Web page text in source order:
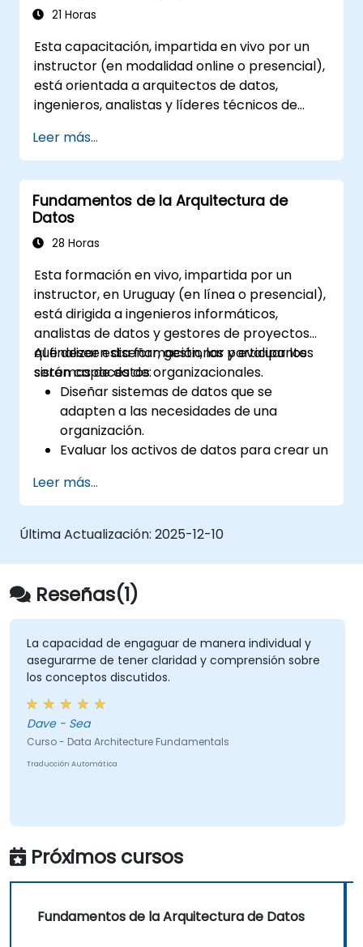
21 Horas
Esta capacitación, impartida en vivo por un
instructor (en modalidad online o presencial),
está orientada a arquitectos de datos,
ingenieros, analistas y líderes técnicos de
diseñar e implementar soluciones basadas en
Data Mesh, además de prepararse para
certificaciones especializadas en esta
metodología.
Leer más...
Fundamentos de la Arquitectura de
Datos
28 Horas
Esta formación en vivo, impartida por un
instructor, en Uruguay (en línea o presencial),
está dirigida a ingenieros informáticos,
analistas de datos y gestores de proyectos
que deseen diseñar, gestionar y evaluar los
sistemas de datos organizacionales.
Al finalizar esta formación, los participantes
serán capaces de:
Diseñar sistemas de datos que se
adapten a las necesidades de una
organización.
Evaluar los activos de datos para crear un
eficaz.
Implementar métodos de mitigación de
riesgos para construir una arquitectura
Leer más...
Última Actualización: 2025-12-10
Reseñas(1)
La capacidad de engaguar de manera individual y
asegurarme de tener claridad y comprensión sobre
los conceptos discutidos.
Dave - Sea
Curso - Data Architecture Fundamentals
Traducción Automática
Próximos cursos
Fundamentos de la Arquitectura de Datos